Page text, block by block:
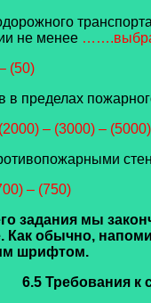
не менее
(50)
в пределах
– (3000) –
– (750)
задания мы
Как обычно,
шрифтом.
6.5 Требования к